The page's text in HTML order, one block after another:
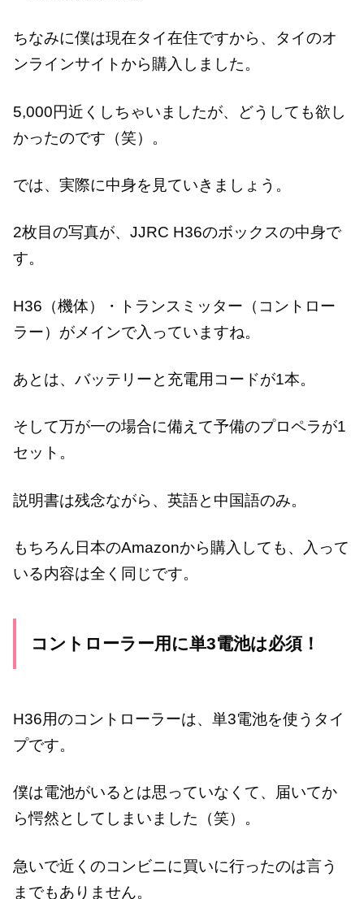
ちなみに僕は現在タイ在住ですから、タイのオ
ンラインサイトから購入しました。
5,000円近くしちゃいましたが、どうしても欲し
かったのです（笑）。
では、実際に中身を見ていきましょう。
2枚目の写真が、JJRC H36のボックスの中身で
す。
H36（機体）・トランスミッター（コントロー
ラー）がメインで入っていますね。
あとは、バッテリーと充電用コードが1本。
そして万が一の場合に備えて予備のプロペラが1
セット。
説明書は残念ながら、英語と中国語のみ。
もちろん日本のAmazonから購入しても、入って
いる内容は全く同じです。
コントローラー用に単3電池は必須！
H36用のコントローラーは、単3電池を使うタイ
プです。
僕は電池がいるとは思っていなくて、届いてか
ら愕然としてしまいました（笑）。
急いで近くのコンビニに買いに行ったのは言う
までもありません。